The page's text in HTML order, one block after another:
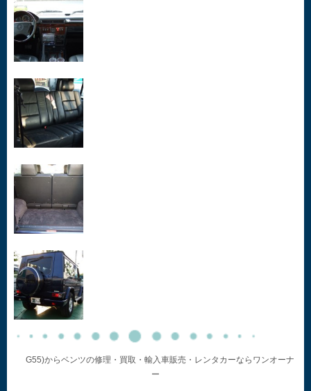
G55)からベンツの修理・買取・輸入車販売・レンタカーならワンオーナ
ー